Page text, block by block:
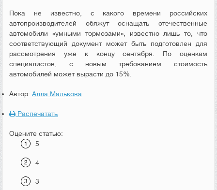
Пока не известно, с какого времени российских
автопроизводителей обяжут оснащать отечественные
автомобили «умными тормозами», известно лишь то, что
соответствующий документ может быть подготовлен для
рассмотрения уже к концу сентября. По оценкам
специалистов, с новым требованием стоимость
автомобилей может вырасти до 15%.
Автор:Алла Малькова
Распечатать
Оцените статью:
5
4
3